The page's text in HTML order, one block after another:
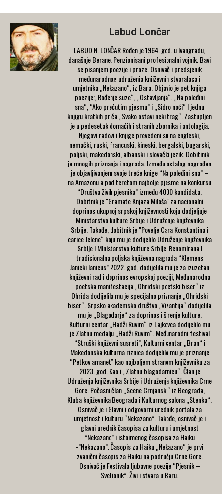
Labud Lončar
LABUD N. LONČAR Rođen je 1964. god. u Ivangradu,
današnje Berane. Penzionisani profesionalni vojnik. Bavi
se pisanjem poezije i proze. Osnivač i predsjenik
međunarodnog udruženja književnih stvaralaca i
umjetnika „Nekazano“, iz Bara. Objavio je pet knjiga
poezije:„Rođenje suze“, „Ostavljanja“. „Na poleđini
sna“, “Ako prećutim pjesmu” i „Sidro noći“ I jednu
knjigu kratkih priča „Svako ostavi neki trag“. Zastupljen
je u pedesetak domaćih i stranih zbornika i antologija.
Njegovi radovi i knjige prevedeni su na engleski,
nemački, ruski, francuski, kineski, bengalski, bugarski,
poljski, makedonski, albanski i slovački jezik. Dobitinik
je mnogih priznanja i nagrada. Između ostalog nagrađen
je objavljivanjem svoje treće knige “Na poleđini sna” –
na Amazonu a pod teretom najbolje pjesme na konkursu
“Društva živih pjesnika” između 4000 kandidata.
Dobitnik je "Gramate Knjaza Miloša" za nacionalni
doprinos ukupnoj srpskoj književnosti koju dodjeljuje
Ministarstvo kulture Srbije i Udruženje književnika
Srbije. Takođe, dobitnik je "Povelje Cara Konstantina i
carice Jelene“ koju mu je dodijelilo Udruženje književnika
Srbije i Ministarstvo kulture Srbije. Renomirana i
tradicionalna poljska književna nagrada “Klemens
Janicki Ianicus” 2022. god. dodijelila mu je za izuzetan
književni rad i doprinos evropskoj poeziji, Međunarodna
poetska manifestacija „Ohridski poetski biser“ iz
Ohrida dodijelila mu je specijalno priznanje „Ohridski
biser“. Srpsko akademsko društvo „Vizantija“ dodijelila
mu je „Blagodarje“ za doprinos i širenje kulture.
Kulturni centar „Hadži Ruvim“ iz Lajkovca dodijelilo mu
je Zlatnu medalju „Hadži Ruvim“. Međunarodni festival
“Struški književni susreti”, Kulturni centar „Bran“ i
Makedonska kulturna riznica dodijelilo mu je priznanje
“Petkov amanet” kao najboljem stranom književniku za
2023. god. Kao i „Zlatnu blagodarnicu“. Član je
Udruženja književnika Srbije i Udruženja književnika Crne
Gore. Počasni član „Scene Crnjanski“ iz Beograda,
Kluba književnika Beograda i Kulturnog salona „Stenka“.
Osnivač je i Glavni i odgovorni urednik portala za
umjetnost i kulturu “Nekazano”. Takođe, osnivač je i
glavni urednik časopisa za kulturu i umjetnost
”Nekazano” i istoimenog časopisa za Haiku
-”Nekazano”. Časopis za Haiku „Nekazano“ je prvi
zvanični časopis za Haiku na području Crne Gore.
Osnivač je Festivala ljubavne poezije “Pjesnik –
Svetionik”. Živi i stvara u Baru.